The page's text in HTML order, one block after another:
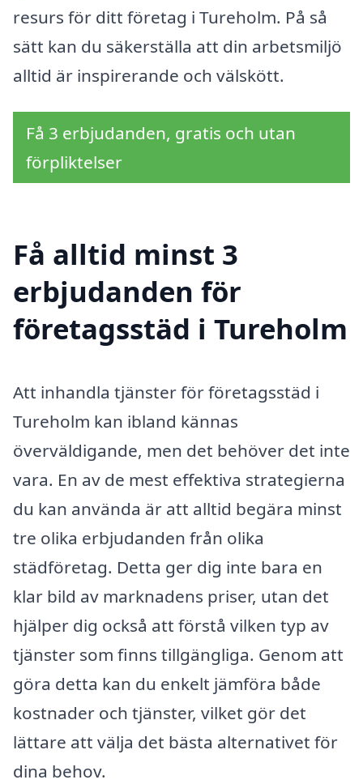
resurs för ditt företag i Tureholm. På så
sätt kan du säkerställa att din arbetsmiljö
alltid är inspirerande och välskött.
Få 3 erbjudanden, gratis och utan
förpliktelser
Få alltid minst 3
erbjudanden för
företagsstäd i Tureholm
Att inhandla tjänster för företagsstäd i
Tureholm kan ibland kännas
överväldigande, men det behöver det inte
vara. En av de mest effektiva strategierna
du kan använda är att alltid begära minst
tre olika erbjudanden från olika
städföretag. Detta ger dig inte bara en
klar bild av marknadens priser, utan det
hjälper dig också att förstå vilken typ av
tjänster som finns tillgängliga. Genom att
göra detta kan du enkelt jämföra både
kostnader och tjänster, vilket gör det
lättare att välja det bästa alternativet för
dina behov.